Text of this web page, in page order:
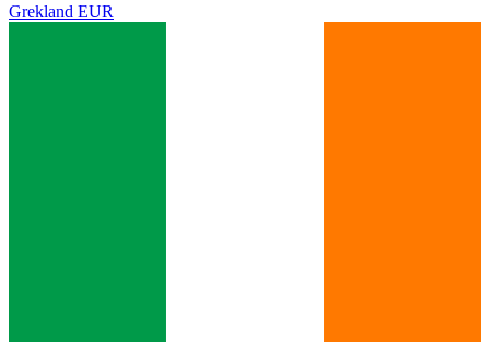
Grekland EUR